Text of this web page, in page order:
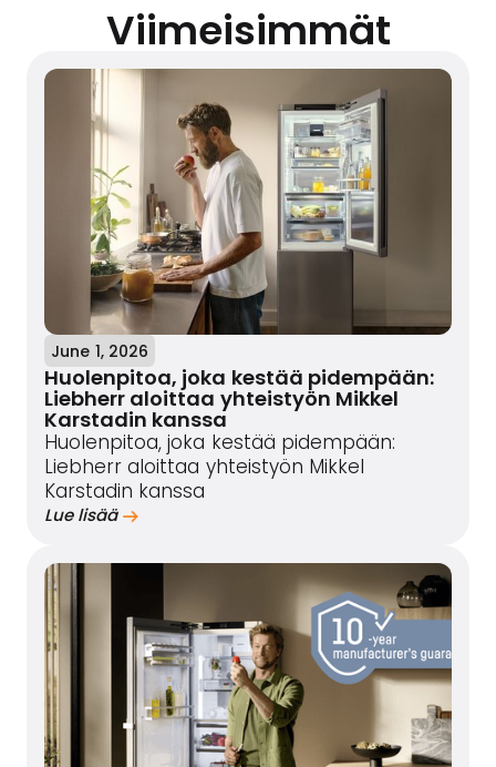
Viimeisimmät
June 1, 2026
Huolenpitoa, joka kestää pidempään:
Liebherr aloittaa yhteistyön Mikkel
Karstadin kanssa
Huolenpitoa, joka kestää pidempään:
Liebherr aloittaa yhteistyön Mikkel
Karstadin kanssa
Lue lisää